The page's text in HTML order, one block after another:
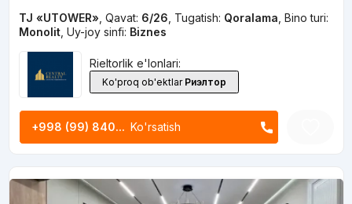
TJ «UTOWER» Qavat: 6/26 Tugatish: Qoralama Bino turi:
Monolit, Uy-joy sinfi: Biznes
Rieltorlik e'lonlari:
Ko'proq ob'ektlar Риэлтор
+998 (99) 840... Ko'rsatish